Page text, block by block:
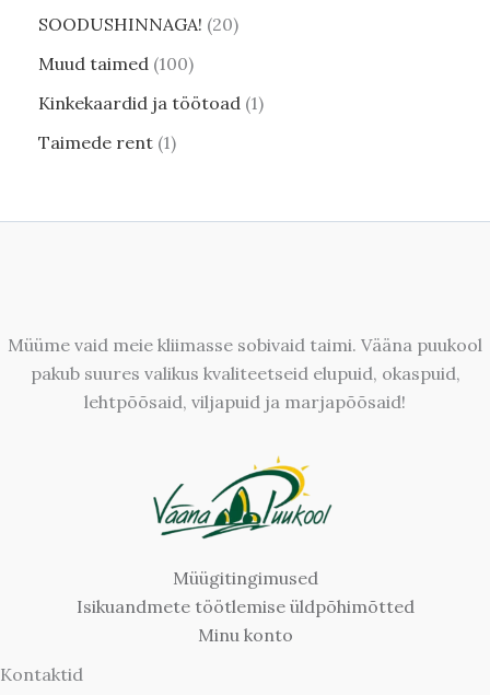
SOODUSHINNAGA! 20
Muud taimed 100
Kinkekaardid ja töötoad 1
Taimede rent 1
Müüme vaid meie kliimasse sobivaid taimi. Vääna puukool
pakub suures valikus kvaliteetseid elupuid, okaspuid,
lehtpõõsaid, viljapuid ja marjapõõsaid!
Müügitingimused
Isikuandmete töötlemise üldpõhimõtted
Minu konto
Kontaktid